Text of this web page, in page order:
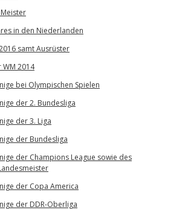
in den Niederlanden
samt Ausrüster
2014
bei Olympischen Spielen
der 2. Bundesliga
der 3. Liga
der Bundesliga
der Champions League sowie des
der Copa America
der DDR-Oberliga